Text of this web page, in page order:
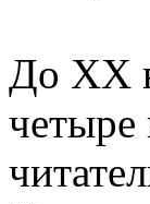
До XX
четыре